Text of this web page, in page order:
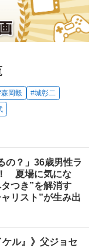
岡毅
#城彰二
の？」36歳男性ラ
夏場に気にな
つき”を解消す
リスト”が生み出
ケル』》父ジョセ